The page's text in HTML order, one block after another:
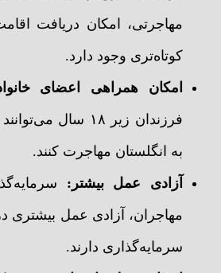
مهاجرتی، امکان دریافت
کوتاه‌تری وجود دارد.
امکان همراهی اعضای
فرزندان زیر ۱۸ سال
به انگلستان مهاجرت کنند.
آزادی عمل بیشتر :
مهاجران، آزادی عمل بیشتری
سرمایه‌گذاری دارند.